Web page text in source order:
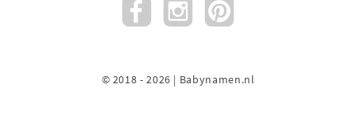
© 2018 - 2026 | Babynamen.nl